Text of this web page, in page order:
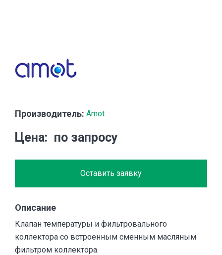
Производитель: Amot
Цена по запросу
Оставить заявку
Описание
Клапан температуры и фильтровального
коллектора со встроенным сменным масляным
фильтром коллектора.